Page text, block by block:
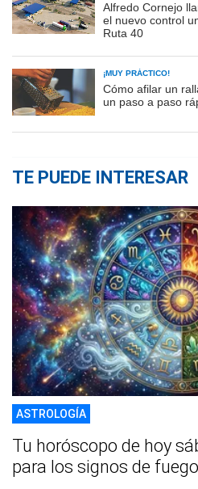
Alfredo Cornejo
el nuevo control
Ruta 40
¡MUY PRÁCTICO!
Cómo afilar un
un paso a paso
TE PUEDE INTERESAR
ASTROLOGÍA
Tu horóscopo de hoy
para los signos de